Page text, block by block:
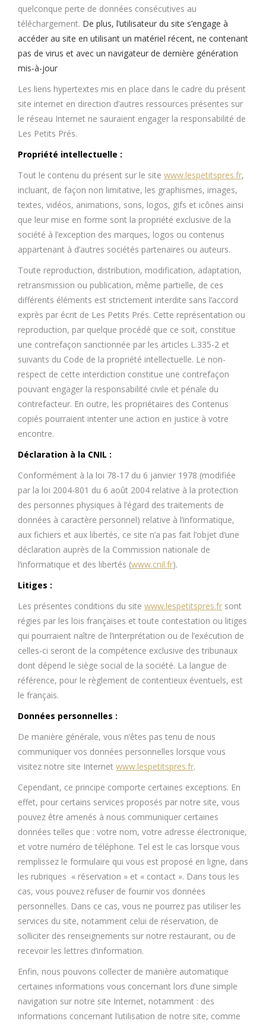
quelconque perte de données consécutives au
téléchargement. De plus, l’utilisateur du site s’engage à
accéder au site en utilisant un matériel récent, ne contenant
pas de virus et avec un navigateur de dernière génération
mis-à-jour
Les liens hypertextes mis en place dans le cadre du présent
site internet en direction d’autres ressources présentes sur
le réseau Internet ne sauraient engager la responsabilité de
Les Petits Prés.
Propriété intellectuelle :
Tout le contenu du présent sur le site www.lespetitspres.fr,
incluant, de façon non limitative, les graphismes, images,
textes, vidéos, animations, sons, logos, gifs et icônes ainsi
que leur mise en forme sont la propriété exclusive de la
société à l’exception des marques, logos ou contenus
appartenant à d’autres sociétés partenaires ou auteurs.
Toute reproduction, distribution, modification, adaptation,
retransmission ou publication, même partielle, de ces
différents éléments est strictement interdite sans l’accord
exprès par écrit de Les Petits Prés. Cette représentation ou
reproduction, par quelque procédé que ce soit, constitue
une contrefaçon sanctionnée par les articles L.335-2 et
suivants du Code de la propriété intellectuelle. Le non-
respect de cette interdiction constitue une contrefaçon
pouvant engager la responsabilité civile et pénale du
contrefacteur. En outre, les propriétaires des Contenus
copiés pourraient intenter une action en justice à votre
encontre.
Déclaration à la CNIL :
Conformément à la loi 78-17 du 6 janvier 1978 (modifiée
par la loi 2004-801 du 6 août 2004 relative à la protection
des personnes physiques à l’égard des traitements de
données à caractère personnel) relative à l’informatique,
aux fichiers et aux libertés, ce site n’a pas fait l’objet d’une
déclaration auprès de la Commission nationale de
l’informatique et des libertés (www.cnil.fr).
Litiges :
Les présentes conditions du site www.lespetitspres.fr sont
régies par les lois françaises et toute contestation ou litiges
qui pourraient naître de l’interprétation ou de l’exécution de
celles-ci seront de la compétence exclusive des tribunaux
dont dépend le siège social de la société. La langue de
référence, pour le règlement de contentieux éventuels, est
le français.
Données personnelles :
De manière générale, vous n’êtes pas tenu de nous
communiquer vos données personnelles lorsque vous
visitez notre site Internet www.lespetitspres.fr.
Cependant, ce principe comporte certaines exceptions. En
effet, pour certains services proposés par notre site, vous
pouvez être amenés à nous communiquer certaines
données telles que : votre nom, votre adresse électronique,
et votre numéro de téléphone. Tel est le cas lorsque vous
remplissez le formulaire qui vous est proposé en ligne, dans
les rubriques « réservation » et « contact ». Dans tous les
cas, vous pouvez refuser de fournir vos données
personnelles. Dans ce cas, vous ne pourrez pas utiliser les
services du site, notamment celui de réservation, de
solliciter des renseignements sur notre restaurant, ou de
recevoir les lettres d’information.
Enfin, nous pouvons collecter de manière automatique
certaines informations vous concernant lors d’une simple
navigation sur notre site Internet, notamment : des
informations concernant l’utilisation de notre site, comme